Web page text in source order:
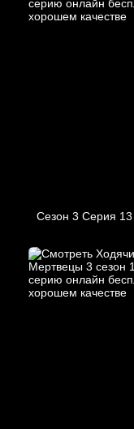
Сезон 3 Серия 13